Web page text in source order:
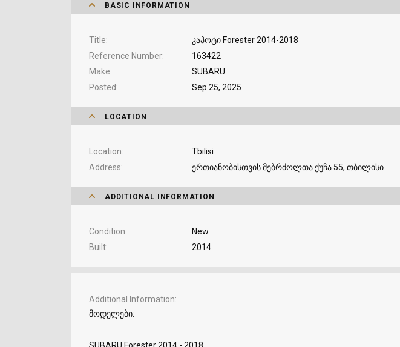
BASIC INFORMATION
Title
კაპოტი Forester 2014-2018
Reference Number
163422
Make
SUBARU
Posted
Sep 25, 2025
LOCATION
Location
Tbilisi
Address
ერთიანობისთვის მებრძოლთა ქუჩა 55, თბილისი
ADDITIONAL INFORMATION
Condition
New
Built
2014
Additional Information
მოდელები:
SUBARU Forester 2014 - 2018